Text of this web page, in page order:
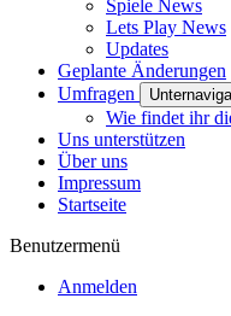
Spiele News
Lets Play News
Updates
Geplante Änderungen
Umfragen
Wie findet ihr
Uns unterstützen
Über uns
Impressum
Startseite
Benutzermenü
Anmelden